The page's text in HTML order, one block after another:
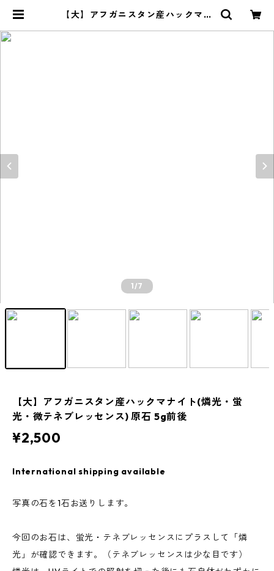
【大】アフガニスタン産ハックマナ
ス) 原石 5g前後 | Le miel
1/7
【大】アフガニスタン産ハックマナイト(燐光・蛍
光・微テネブレッセンス) 原石 5g前後
¥2,500
International shipping available
写真の石を1石お送りします。
今回のお石は、蛍光・テネブレッセンスにプラスして「燐
光」が確認できます。（テネブレッセンスは少な目です）